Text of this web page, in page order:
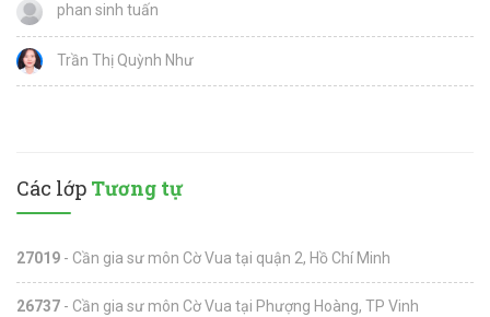
phan sinh tuấn
Trần Thị Quỳnh Như
Các lớp Tương tự
27019 - Cần gia sư môn Cờ Vua tại quận 2, Hồ Chí Minh
26737 - Cần gia sư môn Cờ Vua tại Phượng Hoàng, TP Vinh